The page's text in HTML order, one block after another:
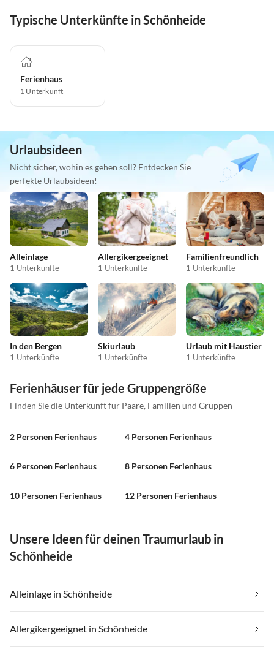
Typische Unterkünfte in Schönheide
Ferienhaus
1 Unterkunft
Urlaubsideen
Nicht sicher, wohin es gehen soll? Entdecken Sie
perfekte Urlaubsideen!
Alleinlage
1 Unterkünfte
Allergikergeeignet
1 Unterkünfte
Familienfreundlich
1 Unterkünfte
In den Bergen
1 Unterkünfte
Skiurlaub
1 Unterkünfte
Urlaub mit Haustier
1 Unterkünfte
Ferienhäuser für jede Gruppengröße
Finden Sie die Unterkunft für Paare, Familien und Gruppen
2 Personen Ferienhaus 4 Personen Ferienhaus
6 Personen Ferienhaus 8 Personen Ferienhaus
10 Personen Ferienhaus 12 Personen Ferienhaus
Unsere Ideen für deinen Traumurlaub in
Schönheide
Alleinlage in Schönheide
Allergikergeeignet in Schönheide